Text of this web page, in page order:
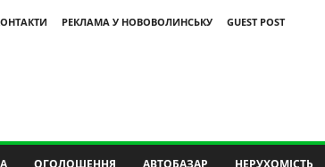
РЕКЛАМА У НОВОВОЛИНСЬКУ
GUEST POST
ОГОЛОШЕННЯ АВТОБАЗАР НЕРУХОМІСТЬ